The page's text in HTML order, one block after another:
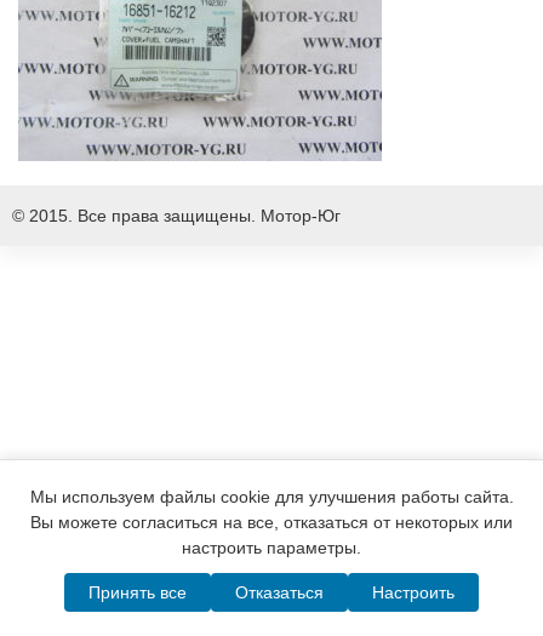
© 2015. Все права защищены. Мотор-Юг
Написать в MAX Telegram WhatsApp Позвонить
Мы используем файлы cookie для улучшения работы сайта.
Вы можете согласиться на все, отказаться от некоторых или
настроить параметры.
Принять все Отказаться Настроить